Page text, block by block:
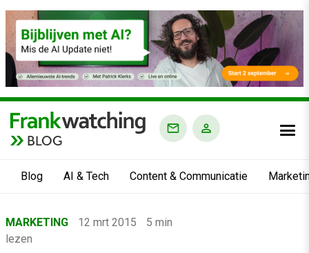
BLOG
Blog AI & Tech Content & Communicatie
›MARKETING 12 mrt 2015
5 min
lezen